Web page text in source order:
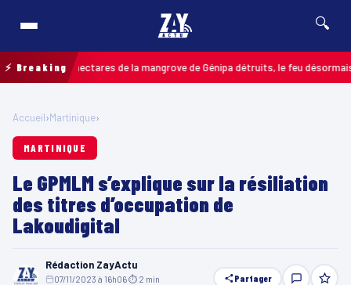
🔍
⚡ Breaking7 hectares de la mangrove de Génipa détruits, le feu désormais
Accueil›Martinique›
MARTINIQUE
Le GPMLM s’explique sur la résiliation
des titres d’occupation de
Lakoudigital
Rédaction ZayActu
07/11/2023 à 16h06⏱ 2 min Partager